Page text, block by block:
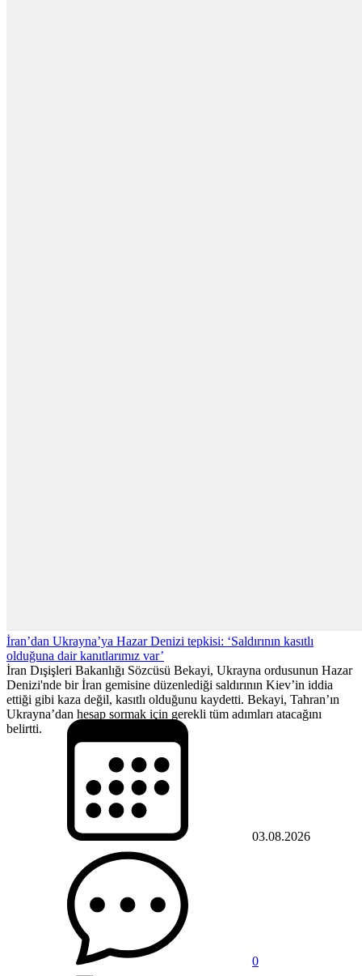
İran’dan Ukrayna’ya Hazar Denizi tepkisi: ‘Saldırının kasıtlı
olduğuna dair kanıtlarımız var’
İran Dışişleri Bakanlığı Sözcüsü Bekayi, Ukrayna ordusunun Hazar
Denizi'nde bir İran gemisine düzenlediği saldırının Kiev’in iddia
ettiği gibi kaza değil, kasıtlı olduğunu kaydetti. Bekayi, Tahran’ın
Ukrayna’dan hesap sormak için gerekli tüm adımları atacağını
belirtti.
03.08.2026
0